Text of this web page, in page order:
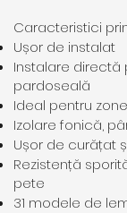
Caracteristici
Ușor de instalat
Instalare
pardoseală
Ideal pentru
Izolare fonică,
Ușor de curățat
Rezistență
pete
31 modele de